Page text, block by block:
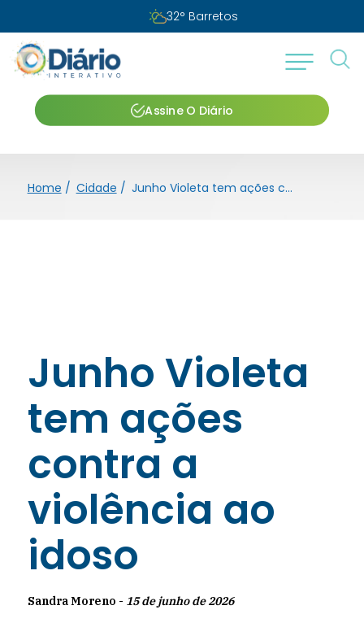
32° Barretos
Assine O Diário
Home / Cidade / Junho Violeta tem ações contra a violência ao idoso
Junho Violeta
tem ações
contra a
violência ao
idoso
Sandra Moreno - 15 de junho de 2026